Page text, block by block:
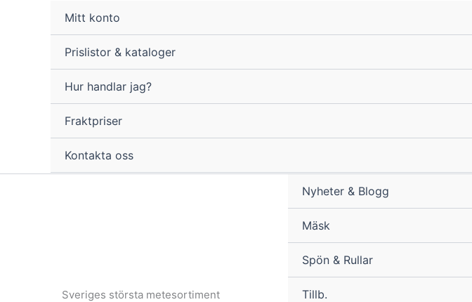
Mitt konto
Prislistor & kataloger
Hur handlar jag?
Fraktpriser
Kontakta oss
Sveriges största metesortiment
Nyheter & Blogg
Mäsk
Spön & Rullar
Tillb.